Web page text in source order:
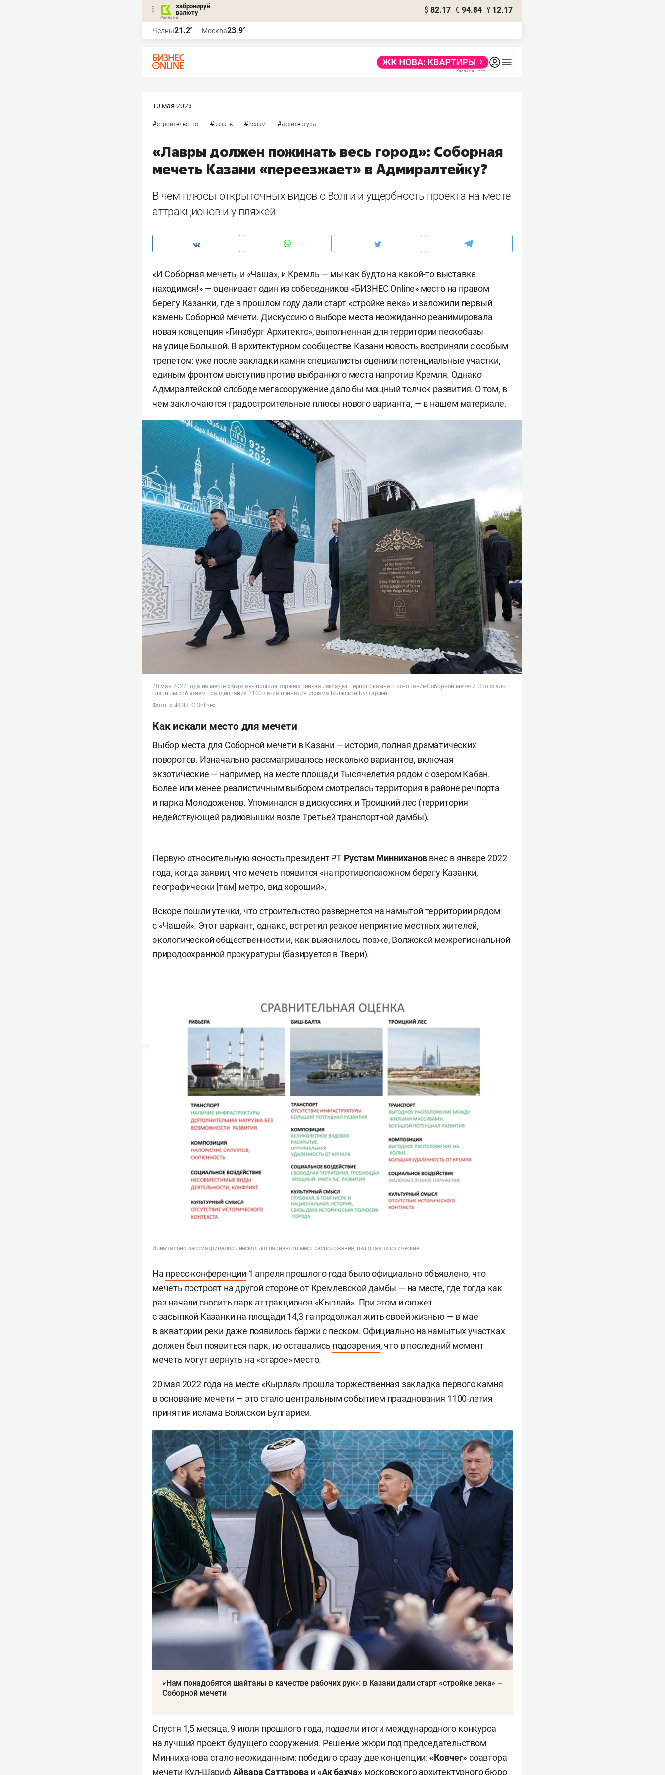
забронируй
валюту
$ 82.17 € 94.84 ¥ 12.17
Челны21.2° Москва23.9°
10 мая 2023
#строительство #казань #ислам #архитектура
«Лавры должен пожинать весь город»: Соборная
мечеть Казани «переезжает» в Адмиралтейку?
В чем плюсы открыточных видов с Волги и ущербность проекта на месте
аттракционов и у пляжей
«И Соборная мечеть, и «Чаша», и Кремль — мы как будто на какой-то выставке
находимся!» — оценивает один из собеседников «БИЗНЕС Online» место на правом
берегу Казанки, где в прошлом году дали старт «стройке века» и заложили первый
камень Соборной мечети. Дискуссию о выборе места неожиданно реанимировала
новая концепция «Гинзбург Архитектс», выполненная для территории пескобазы
на улице Большой. В архитектурном сообществе Казани новость восприняли с особым
трепетом: уже после закладки камня специалисты оценили потенциальные участки,
единым фронтом выступив против выбранного места напротив Кремля. Однако
Адмиралтейской слободе мегасооружение дало бы мощный толчок развития. О том, в
чем заключаются градостроительные плюсы нового варианта, — в нашем материале.
20 мая 2022 года на месте «Кырлая» прошла торжественная закладка первого камня в основание Соборной мечети. Это стало
главным событием празднования 1100-летия принятия ислама Волжской Булгарией
Фото: «БИЗНЕС Online»
Как искали место для мечети
Выбор места для Соборной мечети в Казани — история, полная драматических
поворотов. Изначально рассматривалось несколько вариантов, включая
экзотические — например, на месте площади Тысячелетия рядом с озером Кабан.
Более или менее реалистичным выбором смотрелась территория в районе речпорта
и парка Молодоженов. Упоминался в дискуссиях и Троицкий лес (территория
недействующей радиовышки возле Третьей транспортной дамбы).
Первую относительную ясность президент РТ Рустам Минниханов внес в январе 2022
года, когда заявил, что мечеть появится «на противоположном берегу Казанки,
географически [там] метро, вид хороший».
Вскоре пошли утечки, что строительство развернется на намытой территории рядом
с «Чашей». Этот вариант, однако, встретил резкое неприятие местных жителей,
экологической общественности и, как выяснилось позже, Волжской межрегиональной
природоохранной прокуратуры (базируется в Твери).
Изначально рассматривалось несколько вариантов мест расположения, включая экзотические
На пресс-конференции 1 апреля прошлого года было официально объявлено, что
мечеть построят на другой стороне от Кремлевской дамбы — на месте, где тогда как
раз начали сносить парк аттракционов «Кырлай». При этом и сюжет
с засыпкой Казанки на площади 14,3 га продолжал жить своей жизнью — в мае
в акватории реки даже появилось баржи с песком. Официально на намытых участках
должен был появиться парк, но оставались подозрения, что в последний момент
мечеть могут вернуть на «старое» место.
20 мая 2022 года на месте «Кырлая» прошла торжественная закладка первого камня
в основание мечети — это стало центральным событием празднования 1100-летия
принятия ислама Волжской Булгарией.
«Нам понадобятся шайтаны в качестве рабочих рук»: в Казани дали старт «стройке века» –
Соборной мечети
Спустя 1,5 месяца, 9 июля прошлого года, подвели итоги международного конкурса
на лучший проект будущего сооружения. Решение жюри под председательством
Минниханова стало неожиданным: победило сразу две концепции: «Ковчег»соавтора
мечети Кул-ШарифАйвара Саттарова и «Ак бахча»московского архитектурного бюро